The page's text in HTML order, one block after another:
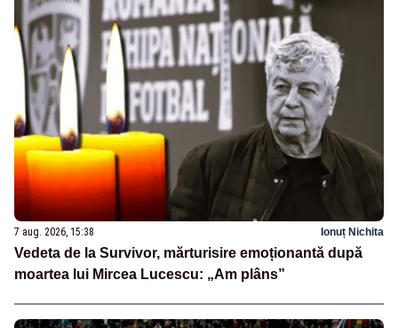
7 aug. 2026, 15:38 Ionuț Nichita
Vedeta de la Survivor, mărturisire emoționantă după
moartea lui Mircea Lucescu: „Am plâns”